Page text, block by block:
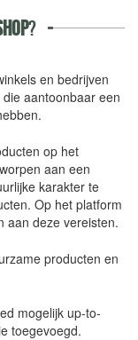
?
en bedrijven
aantoonbaar een
op het
aan een
karakter te
Op het platform
aan deze vereisten.
producten en
mogelijk up-to-
toegevoegd.